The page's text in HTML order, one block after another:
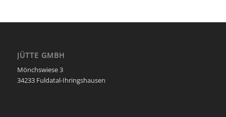
JÜTTE GMBH
Mönchswiese 3
34233 Fuldatal-Ihringshausen